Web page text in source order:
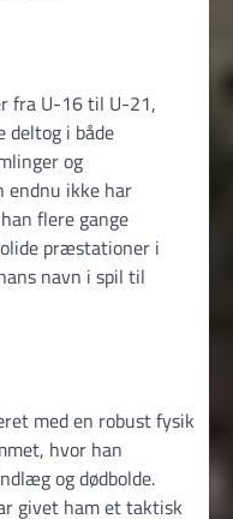
fra U-16 til U-21,
deltog i både
og
endnu ikke har
flere gange
præstationer i
navn i spil til
med en robust fysik
hvor han
og dødbolde.
givet ham et taktisk